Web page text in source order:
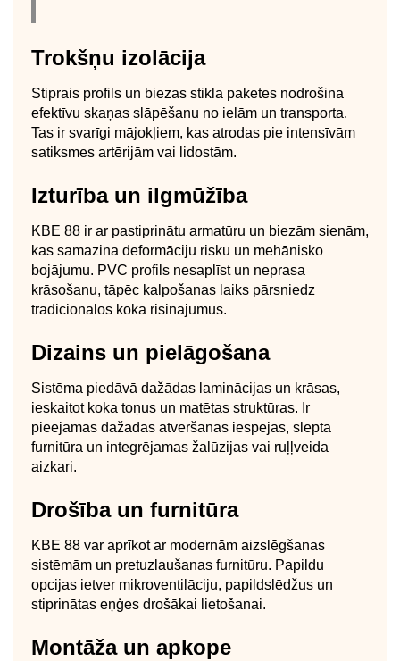
Trokšņu izolācija
Stiprais profils un biezas stikla paketes nodrošina
efektīvu skaņas slāpēšanu no ielām un transporta.
Tas ir svarīgi mājokļiem, kas atrodas pie intensīvām
satiksmes artērijām vai lidostām.
Izturība un ilgmūžība
KBE 88 ir ar pastiprinātu armatūru un biezām sienām,
kas samazina deformāciju risku un mehānisko
bojājumu. PVC profils nesaplīst un neprasa
krāsošanu, tāpēc kalpošanas laiks pārsniedz
tradicionālos koka risinājumus.
Dizains un pielāgošana
Sistēma piedāvā dažādas laminācijas un krāsas,
ieskaitot koka toņus un matētas struktūras. Ir
pieejamas dažādas atvēršanas iespējas, slēpta
furnitūra un integrējamas žalūzijas vai ruļļveida
aizkari.
Drošība un furnitūra
KBE 88 var aprīkot ar modernām aizslēgšanas
sistēmām un pretuzlaušanas furnitūru. Papildu
opcijas ietver mikroventilāciju, papildslēdžus un
stiprinātas eņģes drošākai lietošanai.
Montāža un apkope